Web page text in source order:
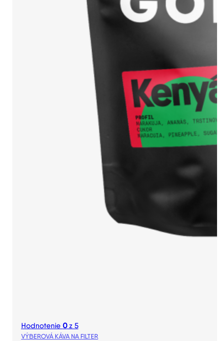
Hodnotenie 0z 5
VÝBEROVÁ KÁVA NA FILTER